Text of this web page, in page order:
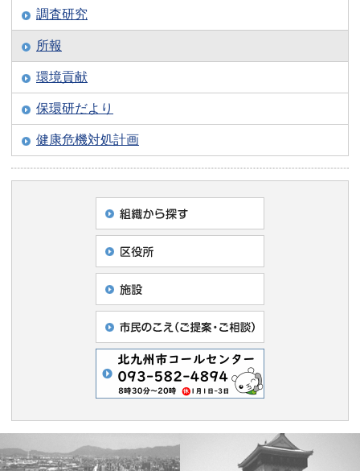
調査研究
所報
環境貢献
保環研だより
健康危機対処計画